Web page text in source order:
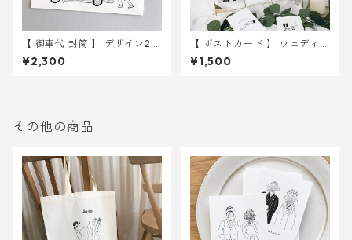
【 御車代 封筒 】 デザイン2種
入り 10枚セット ｜ 結婚式
ウェディング
¥2,300
【 ポストカード 】 ウェディン
グイラスト 10枚 ｜ 結婚式
ウェルカムスペース
¥1,500
その他の商品